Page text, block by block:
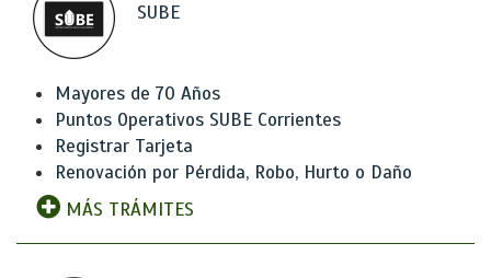
SUBE
Mayores de 70 Años
Puntos Operativos SUBE Corrientes
Registrar Tarjeta
Renovación por Pérdida, Robo, Hurto o Daño
MÁS TRÁMITES